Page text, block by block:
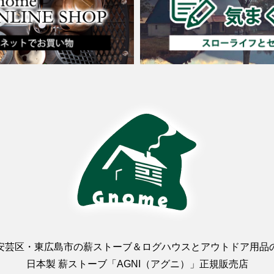
芸区・東広島市の薪ストーブ＆ログハウスとアウトドア用品
日本製 薪ストーブ「AGNI（アグニ）」正規販売店